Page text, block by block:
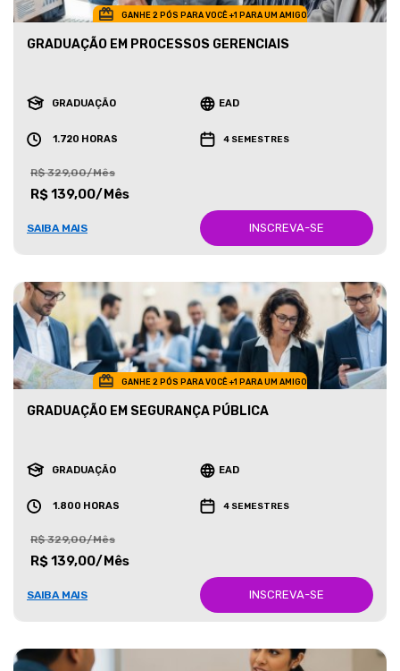
GANHE 2 PÓS PARA VOCÊ +1 PARA UM AMIGO
GRADUAÇÃO EM PROCESSOS GERENCIAIS
GRADUAÇÃO EAD
1.720 HORAS 4 SEMESTRES
R$ 329,00/Mês
R$ 139,00/Mês
SAIBA MAIS INSCREVA-SE
GANHE 2 PÓS PARA VOCÊ +1 PARA UM AMIGO
GRADUAÇÃO EM SEGURANÇA PÚBLICA
GRADUAÇÃO EAD
1.800 HORAS 4 SEMESTRES
R$ 329,00/Mês
R$ 139,00/Mês
SAIBA MAIS INSCREVA-SE